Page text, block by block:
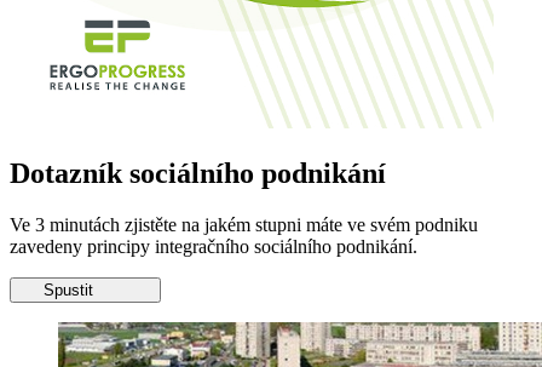
Dotazník sociálního podnikání
Ve 3 minutách zjistěte na jakém stupni máte ve svém podniku
zavedeny principy integračního sociálního podnikání.